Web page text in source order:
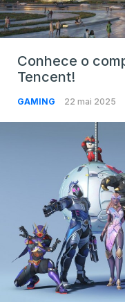
Conhece o
Tencent!
GAMING 22 mai 2025